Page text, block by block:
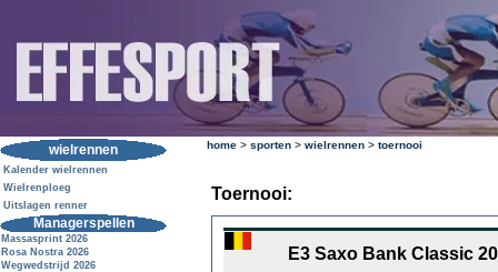
wielrennen
Kalender wielrennen
Wielrenploeg
Uitslagen renner
Managerspellen
Massasprint 2026
Rosa Nostra 2026
Wegwedstrijd 2026
home > sporten > wielrennen > toernooi
Toernooi:
E3 Saxo Bank Classic